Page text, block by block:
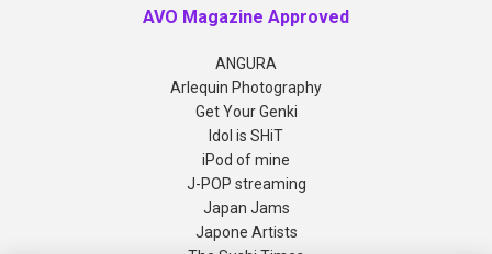
AVO Magazine Approved
ANGURA
Arlequin Photography
Get Your Genki
Idol is SHiT
iPod of mine
J-POP streaming
Japan Jams
Japone Artists